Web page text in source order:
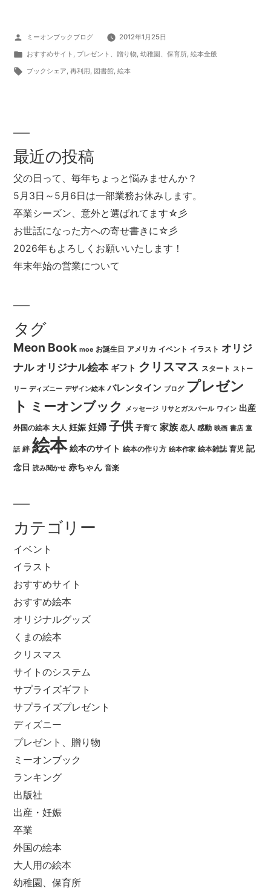
投
稿
者:
ミーオンブックブログ
2012年1月25日
カ
テ
おすすめサイト , プレゼント、贈り物, 幼稚園、保育所, 絵本全般
タ
ブックシェア, 再利用, 図書館, 絵本
最近の投稿
父の日って、毎年ちょっと悩みませんか？
5月3日～5月6日は一部業務お休みします。
卒業シーズン、意外と選ばれてます☆彡
お世話になった方への寄せ書きに☆彡
2026年もよろしくお願いいたします！
年末年始の営業について
タグ
Meon Book moe お誕生日 アメリカ イベント イラスト オリジ
ナル オリジナル絵本 ギフト クリスマス スタート ストー
リー ディズニー デザイン絵本 バレンタイン ブログ プレゼン
ト ミーオンブック メッセージ リサとガスパール ワイン 出産
外国の絵本 大人 妊娠 妊婦 子供 子育て 家族 恋人 感動 映画 書店 童
話 絆 絵本 絵本のサイト 絵本の作り方 絵本作家 絵本雑誌 育児 記
念日 読み聞かせ 赤ちゃん 音楽
カテゴリー
イベント
イラスト
おすすめサイト
おすすめ絵本
オリジナルグッズ
くまの絵本
クリスマス
サイトのシステム
サプライズギフト
サプライズプレゼント
ディズニー
プレゼント、贈り物
ミーオンブック
ランキング
出版社
出産・妊娠
卒業
外国の絵本
大人用の絵本
幼稚園、保育所